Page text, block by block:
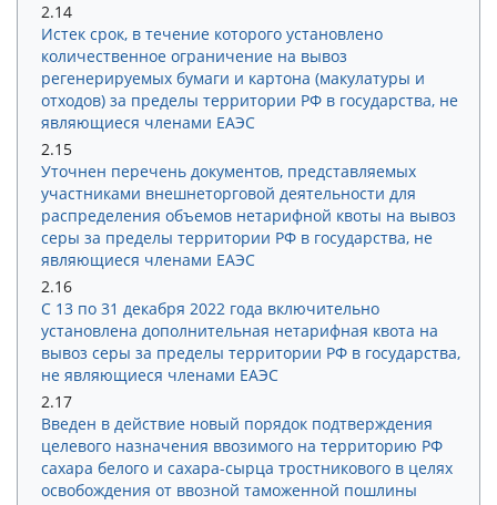
2.14
Истек срок, в течение которого установлено
количественное ограничение на вывоз
регенерируемых бумаги и картона (макулатуры и
отходов) за пределы территории РФ в государства, не
являющиеся членами ЕАЭС
2.15
Уточнен перечень документов, представляемых
участниками внешнеторговой деятельности для
распределения объемов нетарифной квоты на вывоз
серы за пределы территории РФ в государства, не
являющиеся членами ЕАЭС
2.16
С 13 по 31 декабря 2022 года включительно
установлена дополнительная нетарифная квота на
вывоз серы за пределы территории РФ в государства,
не являющиеся членами ЕАЭС
2.17
Введен в действие новый порядок подтверждения
целевого назначения ввозимого на территорию РФ
сахара белого и сахара-сырца тростникового в целях
освобождения от ввозной таможенной пошлины